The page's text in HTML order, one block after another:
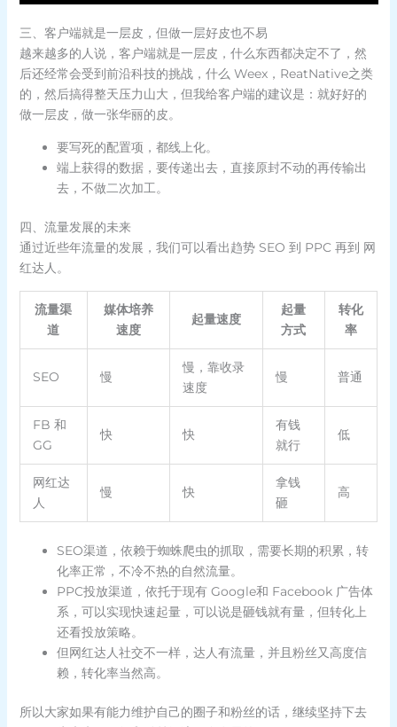
三、客户端就是一层皮，但做一层好皮也不易
越来越多的人说，客户端就是一层皮，什么东西都决定不了，然
后还经常会受到前沿科技的挑战，什么 Weex，ReatNative之类
的，然后搞得整天压力山大，但我给客户端的建议是：就好好的
做一层皮，做一张华丽的皮。
要写死的配置项，都线上化。
端上获得的数据，要传递出去，直接原封不动的再传输出
去，不做二次加工。
四、流量发展的未来
通过近些年流量的发展，我们可以看出趋势 SEO 到 PPC 再到 网
红达人。
流量渠
道
媒体培养
速度
起量速度
起量
方式
转化
率
SEO 慢
慢，靠收录
速度
慢 普通
FB 和
GG
快 快
有钱
就行
低
网红达
人
慢 快
拿钱
砸
高
SEO渠道，依赖于蜘蛛爬虫的抓取，需要长期的积累，转
化率正常，不冷不热的自然流量。
PPC投放渠道，依托于现有 Google和 Facebook 广告体
系，可以实现快速起量，可以说是砸钱就有量，但转化上
还看投放策略。
但网红达人社交不一样，达人有流量，并且粉丝又高度信
赖，转化率当然高。
所以大家如果有能力维护自己的圈子和粉丝的话，继续坚持下去